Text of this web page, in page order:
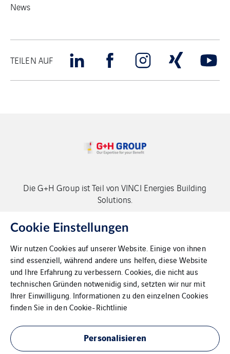
News
TEILEN AUF
Die G+H Group ist Teil von VINCI Energies Building
Solutions.
Copyright G+H Group
Kontakt
Datenschutz
Impressum
Cookie Einstellungen
Wir nutzen Cookies auf unserer Website. Einige von ihnen
sind essenziell, während andere uns helfen, diese Website
und Ihre Erfahrung zu verbessern. Cookies, die nicht aus
technischen Gründen notwenidig sind, setzten wir nur mit
Ihrer Einwilligung. Informationen zu den einzelnen Cookies
finden Sie in denCookie-Richtlinie
Personalisieren